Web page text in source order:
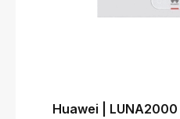
Huawei |